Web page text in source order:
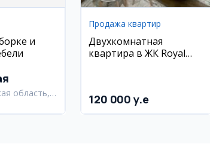
и
область,
Продажа квартир
Двухкомнатная
квартира в ЖК Royal
120 000 y.e